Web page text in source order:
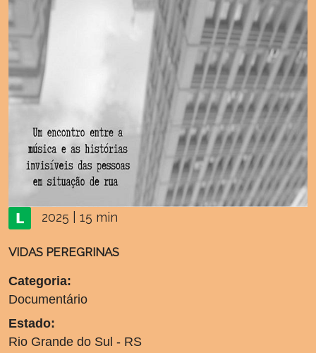
2025 | 15 min
VIDAS PEREGRINAS
Categoria:
Documentário
Estado:
Rio Grande do Sul - RS